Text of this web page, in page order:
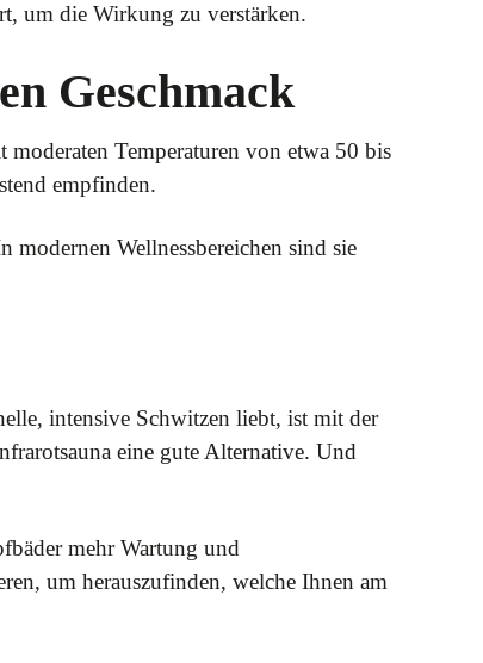
um die Wirkung zu verstärken.
Geschmack
Temperaturen von etwa 50 bis
empfinden.
modernen Wellnessbereichen sind sie
intensive Schwitzen liebt, ist mit der
eine gute Alternative. Und
mehr Wartung und
um herauszufinden, welche Ihnen am